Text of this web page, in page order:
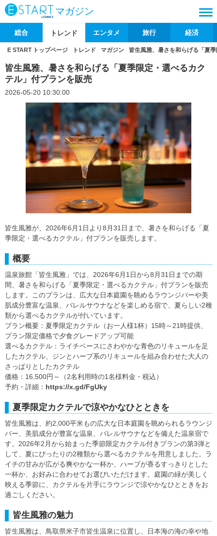
マガジン
総合 トレンド エンタメ 旅行 経済
E START トップページ トレンド マガジン 皆生風雅、暑さを和らげる「夏
皆生風雅、暑さを和らげる「夏季限定・選べるカク
テル」付プランを販売
2026-05-20 10:30:00
皆生風雅が、2026年6月1日より8月31日まで、暑さを和らげる「夏
季限定・選べるカクテル」付プランを販売します。
概要
温泉旅館「皆生風雅」では、2026年6月1日から8月31日までの期
間、暑さを和らげる「夏季限定・選べるカクテル」付プランを販売
します。このプランは、広大な日本庭園を眺めるラウンジバーや美
肌成分豊富な温泉、バレルサウナなどを楽しめる宿で、夏らしい2種
類から選べるカクテルが付いています。
プラン概要：夏季限定カクテル（お一人様1杯）15時～21時提供、
プラン限定価格で夕食グレードアップ可能
選べるカクテル：ライチベースにさわやかな青色のリキュールを足
したカクテル、ジンとハーブ系のリキュールを組み合わせた大人の
さっぱりとしたカクテル
価格：16,500円～（2名利用時の1名様料金・税込）
予約・詳細： https://x.gd/FgUky
夏季限定カクテルで涼やかなひとときを
皆生風雅は、約2,000平米もの広大な日本庭園を眺められるラウンジ
バー、美肌成分が豊富な温泉、バレルサウナなどを備えた温泉宿で
す。2026年2月から始まった季節限定カクテル付きプランの第3弾と
して、夏にぴったりの2種類から選べるカクテルを用意しました。ラ
イチの甘みが広がる爽やかな一杯か、ハーブが香るすっきりとした
一杯か、お好みに合わせてお選びいただけます。庭園の緑が美しく
映える季節に、カクテルを片手にラウンジで涼やかなひとときをお
過ごしください。
皆生風雅の魅力
皆生風雅は、鳥取県米子市皆生温泉に位置し、日本海の海の幸や地